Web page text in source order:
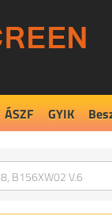
ÁSZF GYIK